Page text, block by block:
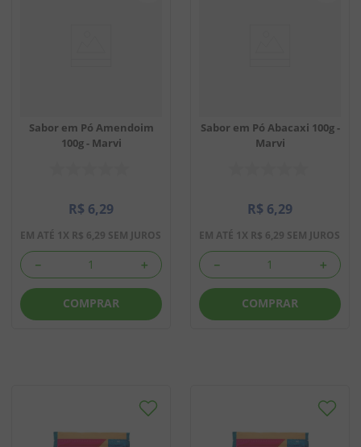
Sabor em Pó Amendoim
100g - Marvi
R$ 6,29
EM ATÉ 1X R$ 6,29 SEM JUROS
＋
－
COMPRAR
Sabor em Pó Abacaxi 100g -
Marvi
R$ 6,29
EM ATÉ 1X R$ 6,29 SEM JUROS
＋
－
COMPRAR